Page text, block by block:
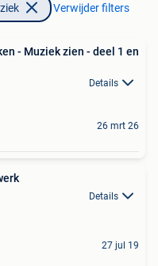
Verwijder filters
- Muziek zien - deel 1 en
Details
26 mrt 26
Details
27 jul 19